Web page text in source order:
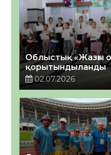
Облыстық «Жазғы
қорытындыланды
02.07.2026